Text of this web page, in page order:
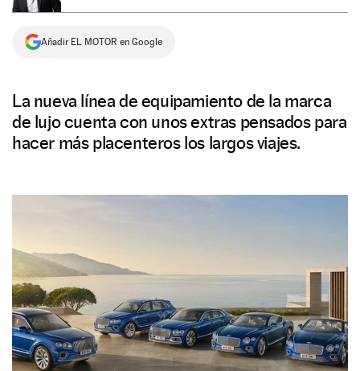
Añadir EL MOTOR en Google
La nueva línea de equipamiento de la marca
de lujo cuenta con unos extras pensados para
hacer más placenteros los largos viajes.